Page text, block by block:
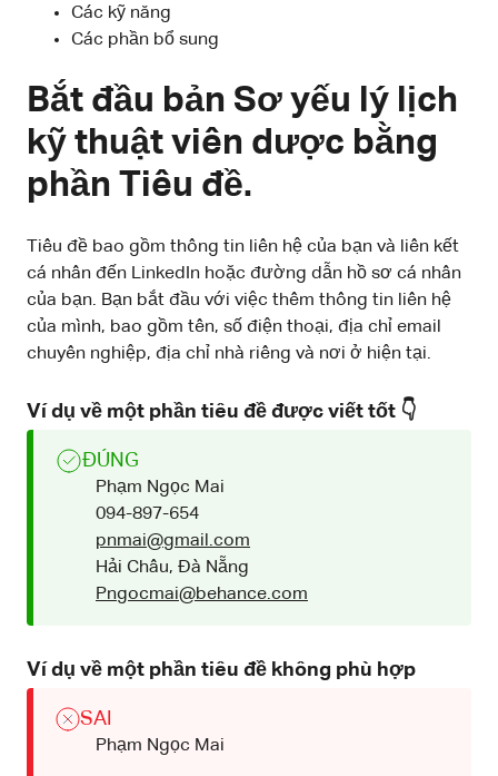
Các kỹ năng
Các phần bổ sung
Bắt đầu bản Sơ yếu lý lịch
kỹ thuật viên dược bằng
phần Tiêu đề.
Tiêu đề bao gồm thông tin liên hệ của bạn và liên kết
cá nhân đến LinkedIn hoặc đường dẫn hồ sơ cá nhân
của bạn. Bạn bắt đầu với việc thêm thông tin liên hệ
của mình, bao gồm tên, số điện thoại, địa chỉ email
chuyên nghiệp, địa chỉ nhà riêng và nơi ở hiện tại.
Ví dụ về một phần tiêu đề được viết tốt 👇
ĐÚNG
Phạm Ngọc Mai
094-897-654
pnmai@gmail.com
Hải Châu, Đà Nẵng
Pngocmai@behance.com
Ví dụ về một phần tiêu đề không phù hợp
SAI
Phạm Ngọc Mai